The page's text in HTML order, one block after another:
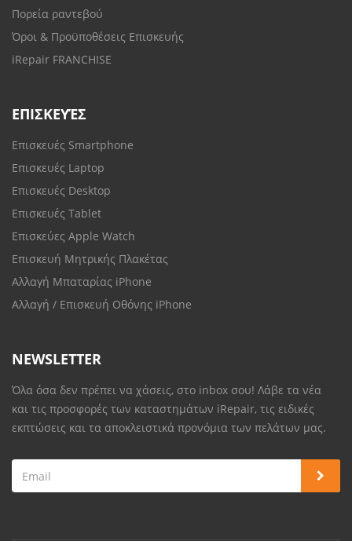
Πορεία ραντεβού
Όροι & Προϋποθέσεις Επισκευής
iRepair FRANCHISE
ΕΠΙΣΚΕΥΈΣ
Επισκευές Smartphone
Επισκευές Laptop
Επισκευές Desktop
Επισκευές Tablet
Επισκεύες Apple Watch
Επισκευή Μητρικής Πλακέτας
Αλλαγή Μπαταρίας iPhone
Αλλαγή / Επισκευή Οθόνης iPhone
NEWSLETTER
Όλα όσα δεν πρέπει να χάσεις, στο inbox σου! Λάβε τα νέα
και τις προσφορές των καταστημάτων iRepair, τις ειδικές
εκπτώσεις και τα αποκλειστικά προνόμια των πελάτων μας.